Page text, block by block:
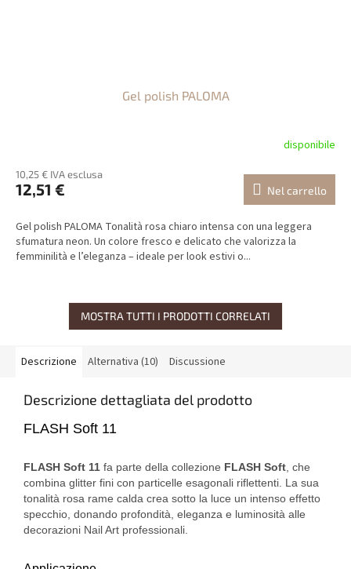
Gel polish PALOMA
disponibile
10,25 € IVA esclusa
12,51 € Nel carrello
Gel polish PALOMA Tonalità rosa chiaro intensa con una leggera
sfumatura neon. Un colore fresco e delicato che valorizza la
femminilità e l’eleganza – ideale per look estivi o...
MOSTRA TUTTI I PRODOTTI CORRELATI
Descrizione Alternativa (10) Discussione
Descrizione dettagliata del prodotto
FLASH Soft 11
FLASH Soft 11 fa parte della collezione FLASH Soft , che
combina glitter fini con particelle esagonali riflettenti. La sua
tonalità rosa rame calda crea sotto la luce un intenso effetto
specchio, donando profondità, eleganza e luminosità alle
decorazioni Nail Art professionali.